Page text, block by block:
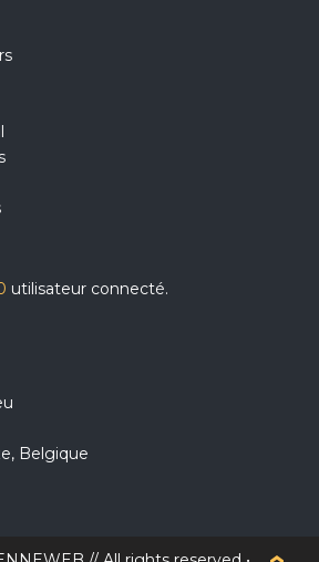
utilisateur connecté.
Belgique